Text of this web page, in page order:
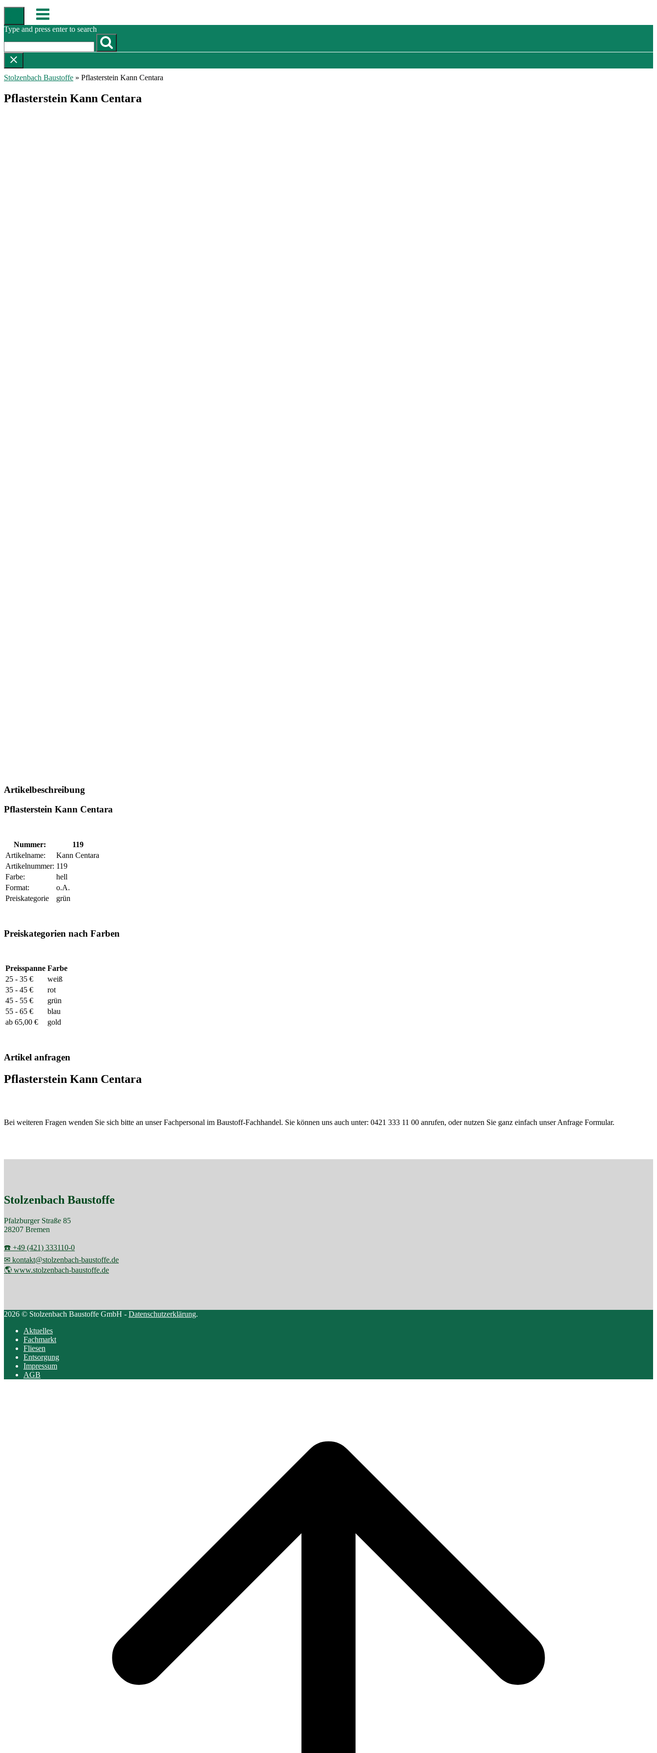
Skip
content
Menu
Type and press enter to search
Stolzenbach Baustoffe » Pflasterstein Kann Centara
Pflasterstein Kann Centara
Artikelbeschreibung
Pflasterstein Kann Centara
Nummer:
119
Artikelname:
Kann Centara
Artikelnummer: 119
Farbe:
hell
Format:
o.A.
Preiskategorie
grün
Preiskategorien nach Farben
Preisspanne Farbe
25 - 35 €
weiß
35 - 45 €
rot
45 - 55 €
grün
55 - 65 €
blau
ab 65,00 €
gold
Artikel anfragen
Pflasterstein Kann Centara
Bei weiteren Fragen wenden Sie sich bitte an unser Fachpersonal im Baustoff-Fachhandel. Sie können uns auch unter: 0421 333 11 00 anrufen, oder nutzen Sie ganz einfach unser Anfrage Formular.
Stolzenbach Baustoffe
Pfalzburger Straße 85
28207 Bremen
☎️ +49 (421) 333110-0
✉ kontakt@stolzenbach-baustoffe.de
🌎 www.stolzenbach-baustoffe.de
2026 © Stolzenbach Baustoffe GmbH - Datenschutzerklärung.
Aktuelles
Fachmarkt
Fliesen
Entsorgung
Impressum
AGB